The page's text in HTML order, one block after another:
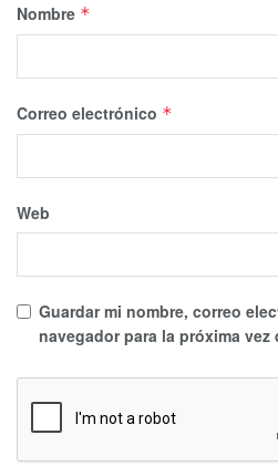
Nombre *
Correo electrónico *
Web
Guardar mi nombre, correo
navegador para la próxima